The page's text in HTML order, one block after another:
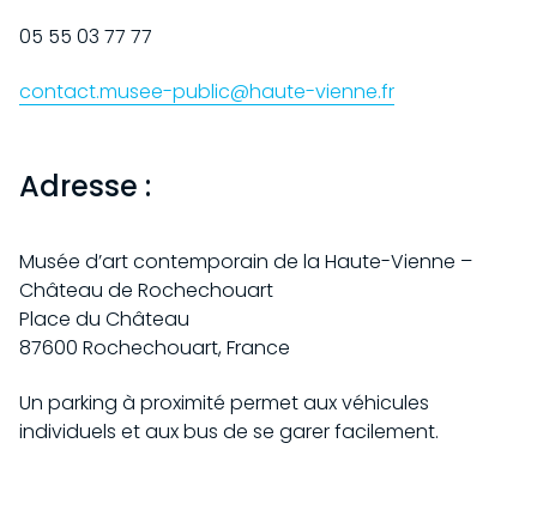
05 55 03 77 77
contact.musee-public@haute-vienne.fr
Adresse :
Musée d’art contemporain de la Haute-Vienne –
Château de Rochechouart
Place du Château
87600 Rochechouart, France
Un parking à proximité permet aux véhicules
individuels et aux bus de se garer facilement.